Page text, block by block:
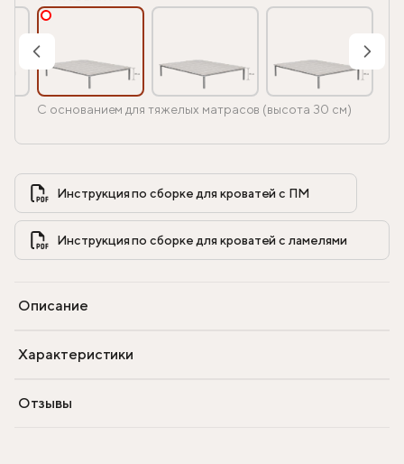
С основанием для тяжелых матрасов (высота 30 см)
Инструкция по сборке для кроватей с ПМ
Описание
Характеристики
Отзывы